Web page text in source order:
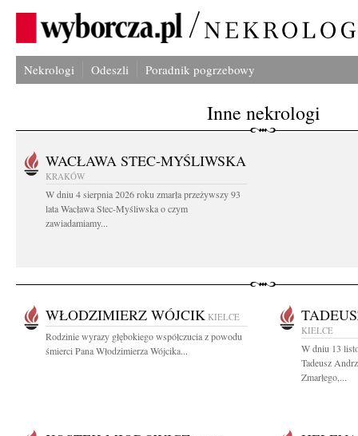
Nekrologi Odeszli Poradnik pogrzebowy
Inne nekrologi
WACŁAWA STEC-MYŚLIWSKA
KRAKÓW
W dniu 4 sierpnia 2026 roku zmarła przeżywszy 93
lata Wacława Stec-Myśliwska o czym
zawiadamiamy...
WŁODZIMIERZ WÓJCIK KIELCE
Rodzinie wyrazy głębokiego współczucia z powodu
śmierci Pana Włodzimierza Wójcika...
KIELCE
W dniu 13
Tadeusz
Zmarłego,...